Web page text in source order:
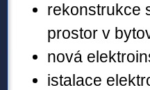
rekonstrukce
prostor v
nová
istalace